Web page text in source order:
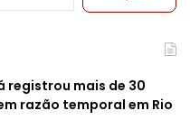
registrou mais de 30
razão temporal em Rio